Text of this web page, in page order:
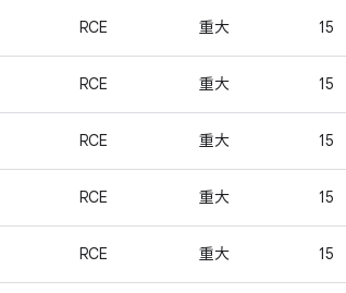
RCE 重大 15
RCE 重大 15
RCE 重大 15
RCE 重大 15
RCE 重大 15